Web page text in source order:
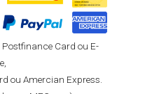
Card ou E-
ou Amercian Express.